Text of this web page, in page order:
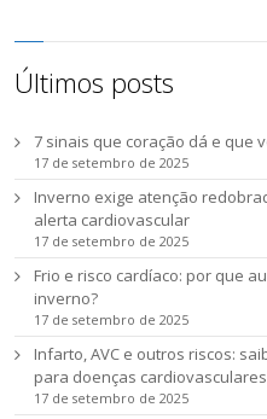
Últimos posts
7 sinais que coração dá e que
17 de setembro de 2025
Inverno exige atenção
alerta cardiovascular
17 de setembro de 2025
Frio e risco cardíaco: por que
inverno?
17 de setembro de 2025
Infarto, AVC e outros riscos:
para doenças cardiovasculares
17 de setembro de 2025